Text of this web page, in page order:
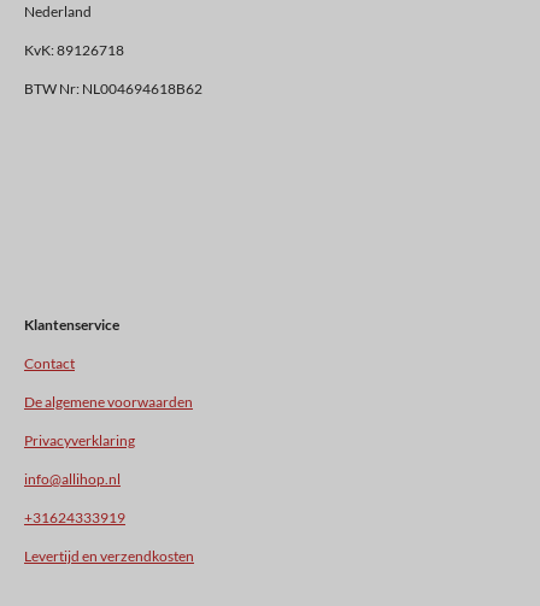
Nederland
KvK: 89126718
BTW Nr: NL004694618B62
Klantenservice
Contact
De algemene voorwaarden
Privacyverklaring
info@allihop.nl
+31624333919
Levertijd en verzendkosten